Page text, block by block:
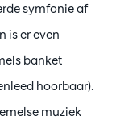
symfonie af
is er even
banket
hoorbaar).
muziek